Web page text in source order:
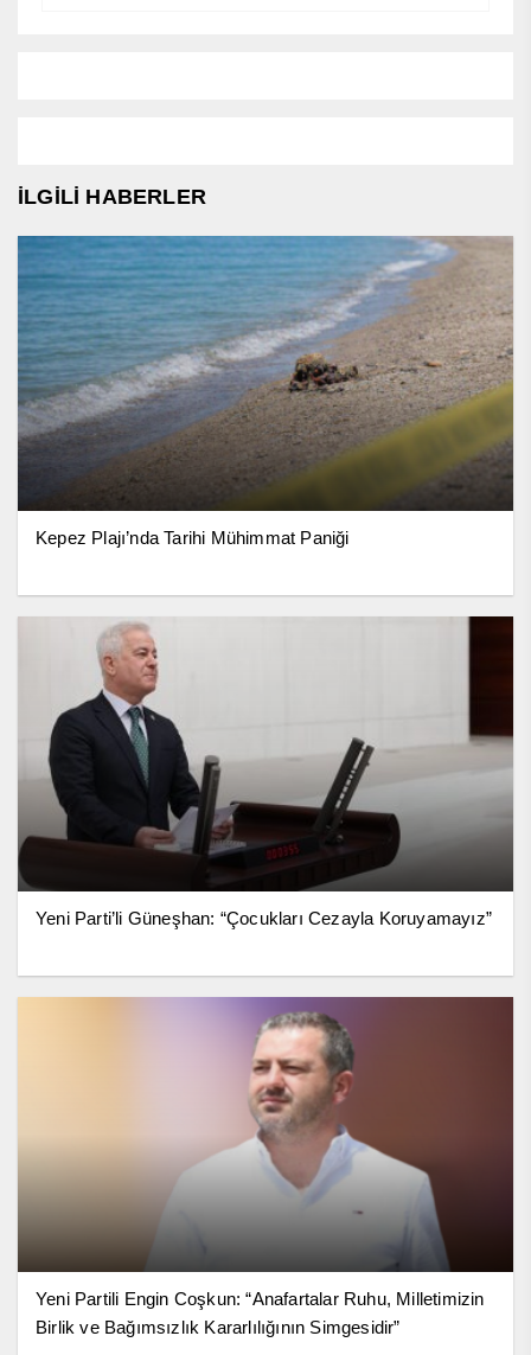
İLGİLİ HABERLER
Kepez Plajı’nda Tarihi Mühimmat Paniği
Yeni Parti’li Güneşhan: “Çocukları Cezayla Koruyamayız”
Yeni Partili Engin Coşkun: “Anafartalar Ruhu, Milletimizin
Birlik ve Bağımsızlık Kararlılığının Simgesidir”